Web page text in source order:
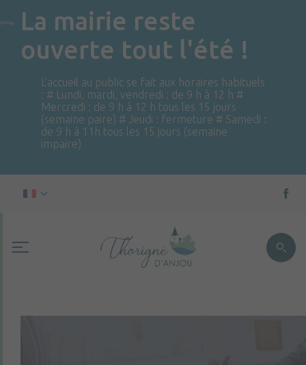
La mairie reste
ouverte tout l'été !
L'accueil au public se fait aux horaires habituels
: # Lundi, mardi, vendredi : de 9 h à 12 h #
Mercredi : de 9 h à 12 h tous les 15 jours
(semaine paire) # Jeudi : fermeture # Samedi :
de 9 h à 11h tous les 15 jours (semaine
impaire)